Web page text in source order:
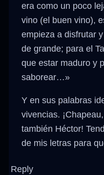
era como un poco
vino (el buen vino),
empieza a disfrutar
de grande; para el
que estar maduro y
saborear…»
Y en sus palabras
vivencias.
también Héctor!
de mis letras para
Reply